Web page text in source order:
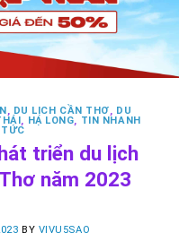
, DU LỊCH CẦN THƠ, DU
, HẠ LONG, TIN NHANH
triển du lịch
năm 2023
BY VIVU5SAO